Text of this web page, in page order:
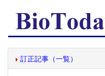
訂正記事（一覧）